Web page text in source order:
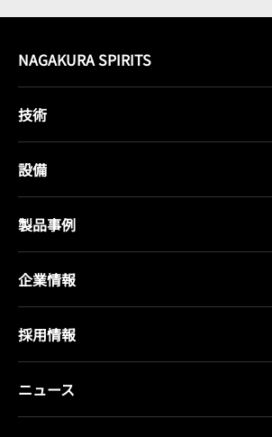
NAGAKURA SPIRITS
技術
設備
製品事例
企業情報
採用情報
ニュース